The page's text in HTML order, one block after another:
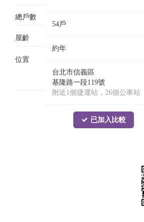
總戶數
屋齡
位置
54戶
約年
台北市信義區
基隆路一段119號
附近1個捷運站，26個公車站
已加入比較